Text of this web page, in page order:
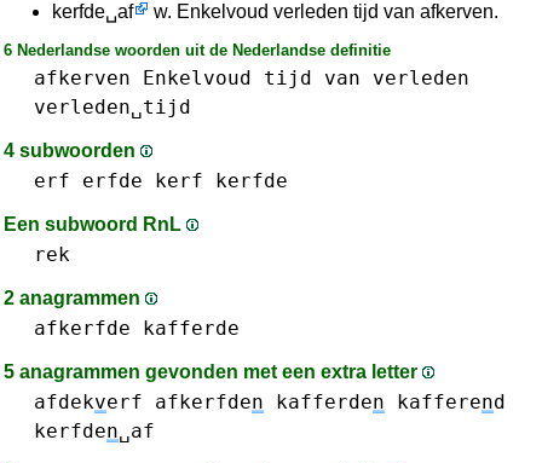
kerfde␣af w. Enkelvoud verleden tijd van afkerven.
6 Nederlandse woorden uit de Nederlandse definitie
afkerven Enkelvoud tijd van
verleden
verleden␣tijd
4 subwoorden
erf erfde kerf kerfde
Een subwoord RnL
rek
2 anagrammen
afkerfde kafferde
5 anagrammen gevonden met een extra letter
afdekverf afkerfden kafferden kafferend
kerfden␣af